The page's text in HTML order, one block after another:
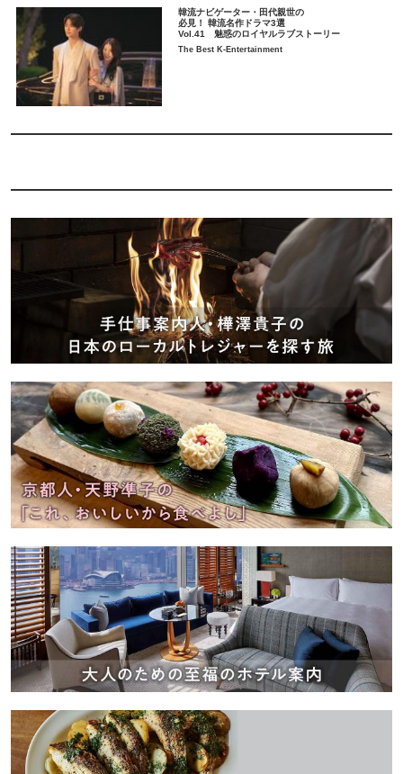
韓流ナビゲーター・田代親世の
必見！ 韓流名作ドラマ3選
Vol.41 魅惑のロイヤルラブストーリー
The Best K-Entertainment